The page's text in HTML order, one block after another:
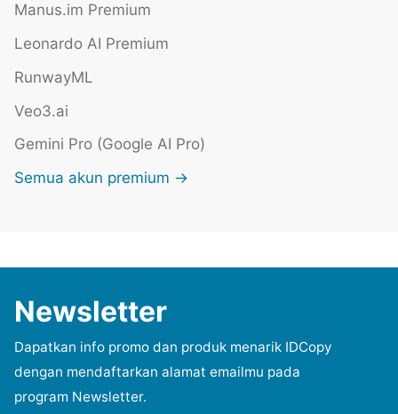
Manus.im Premium
Leonardo AI Premium
RunwayML
Veo3.ai
Gemini Pro (Google AI Pro)
Semua akun premium →
Newsletter
Dapatkan info promo dan produk menarik IDCopy
dengan mendaftarkan alamat emailmu pada
program Newsletter.